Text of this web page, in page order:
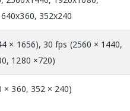
352x240
× 1656), 30 fps (2560 × 1440,
1280 ×720)
× 360, 352 × 240)